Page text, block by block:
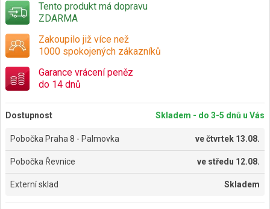
Tento produkt má dopravu
ZDARMA
Zakoupilo již více než
1000 spokojených zákazníků
Garance vrácení peněz
do 14 dnů
Dostupnost Skladem - do 3-5 dnů u Vás
Pobočka Praha 8 - Palmovka večtvrtek 13.08.
Pobočka Řevnice ve středu 12.08.
Externí sklad Skladem